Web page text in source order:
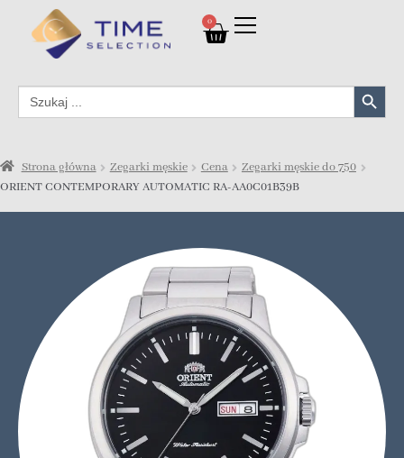
0
Search
for:
Search Button
Strona główna Zegarki męskie Cena
Zegarki męskie do 750
ORIENT CONTEMPORARY AUTOMATIC RA-AA0C01B39B